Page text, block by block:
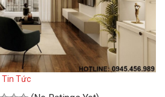
Tin Tức